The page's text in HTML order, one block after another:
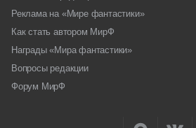
Реклама на «Мире фантастики»
Как стать автором МирФ
Награды «Мира фантастики»
Вопросы редакции
Форум МирФ